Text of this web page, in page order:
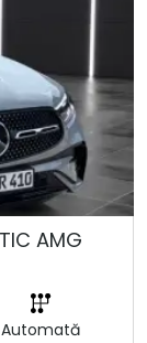
AMG
Automată